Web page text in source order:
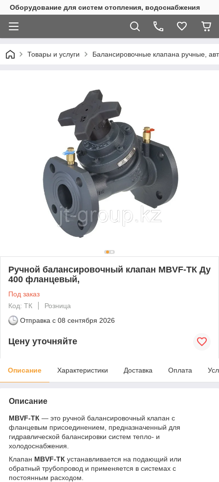
Оборудование для систем отопления, водоснабжения
Товары и услуги Балансировочные клапана ручные,
Ручной балансировочный клапан MBVF-ТК Ду
400 фланцевый,
Под заказ
Код: ТК
Розница
Отправка с 08 сентября 2026
Цену уточняйте
Описание Характеристики Доставка Оплата
Описание
MBVF-ТК — это ручной балансировочный клапан с
фланцевым присоединением, предназначенный для
гидравлической балансировки систем тепло- и
холодоснабжения.
Клапан MBVF-ТК устанавливается на подающий или
обратный трубопровод и применяется в системах с
постоянным расходом.